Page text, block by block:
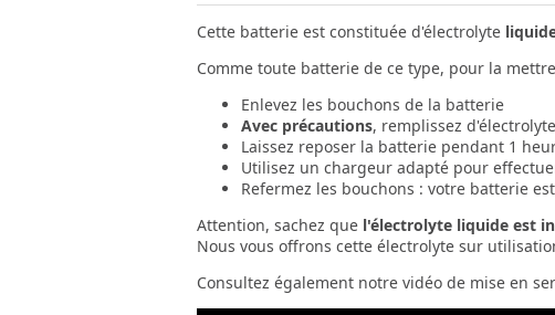
Cette batterie est constituée d'électrolyte
Comme toute batterie de ce type, pour la
Enlevez les bouchons de la batterie
Avec précautions, remplissez
Laissez reposer la batterie pendant 1
Utilisez un chargeur adapté pour
Refermez les bouchons : votre batterie
Attention, sachez que l'électrolyte liquide est
Nous vous offrons cette électrolyte sur
Consultez également notre vidéo de mise en